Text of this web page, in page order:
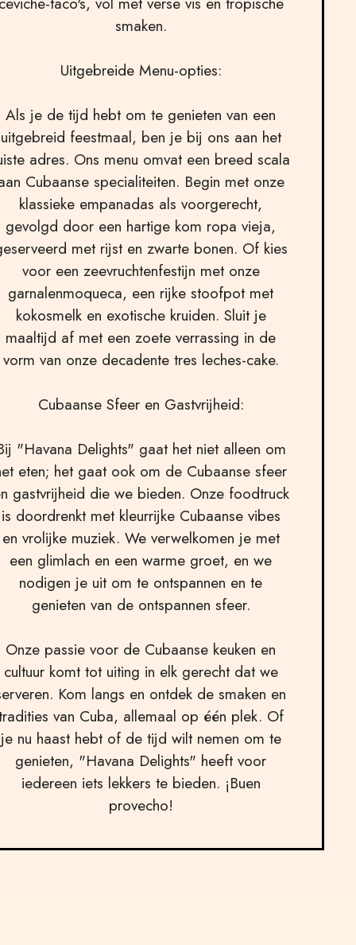
smaken.
Uitgebreide Menu-opties:
Als je de tijd hebt om te genieten van een
uitgebreid feestmaal, ben je bij ons aan het
adres. Ons menu omvat een breed scala
Cubaanse specialiteiten. Begin met onze
klassieke empanadas als voorgerecht,
gevolgd door een hartige kom ropa vieja,
met rijst en zwarte bonen. Of kies
voor een zeevruchtenfestijn met onze
garnalenmoqueca, een rijke stoofpot met
kokosmelk en exotische kruiden. Sluit je
maaltijd af met een zoete verrassing in de
vorm van onze decadente tres leches-cake.
Cubaanse Sfeer en Gastvrijheid:
"Havana Delights" gaat het niet alleen om
eten; het gaat ook om de Cubaanse sfeer
gastvrijheid die we bieden. Onze foodtruck
is doordrenkt met kleurrijke Cubaanse vibes
en vrolijke muziek. We verwelkomen je met
een glimlach en een warme groet, en we
nodigen je uit om te ontspannen en te
genieten van de ontspannen sfeer.
Onze passie voor de Cubaanse keuken en
cultuur komt tot uiting in elk gerecht dat we
Kom langs en ontdek de smaken en
van Cuba, allemaal op één plek. Of
je nu haast hebt of de tijd wilt nemen om te
genieten, "Havana Delights" heeft voor
iedereen iets lekkers te bieden. ¡Buen
provecho!